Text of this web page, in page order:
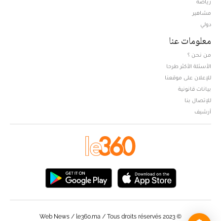
رياضة
مشاهير
دولي
معلومات عنا
من نحن ؟
الأسئلة الأكثر طرحا
للإعلان على موقعنا
بيانات قانونية
للإتصال بنا
أرشيف
© Web News / le360.ma / Tous droits réservés 2023